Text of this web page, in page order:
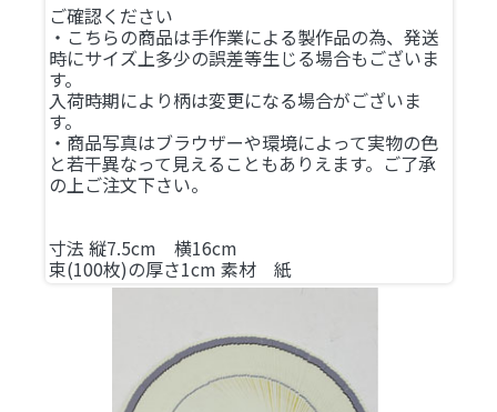
ご確認ください
・こちらの商品は手作業による製作品の為、発送
時にサイズ上多少の誤差等生じる場合もございま
す。
入荷時期により柄は変更になる場合がございま
す。
・商品写真はブラウザーや環境によって実物の色
と若干異なって見えることもありえます。ご了承
の上ご注文下さい。
寸法 縦7.5cm 横16cm
束(100枚)の厚さ1cm 素材 紙